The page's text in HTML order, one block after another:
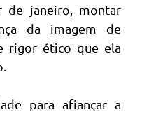
de janeiro, montar
da imagem de
rigor ético que ela
para afiançar a